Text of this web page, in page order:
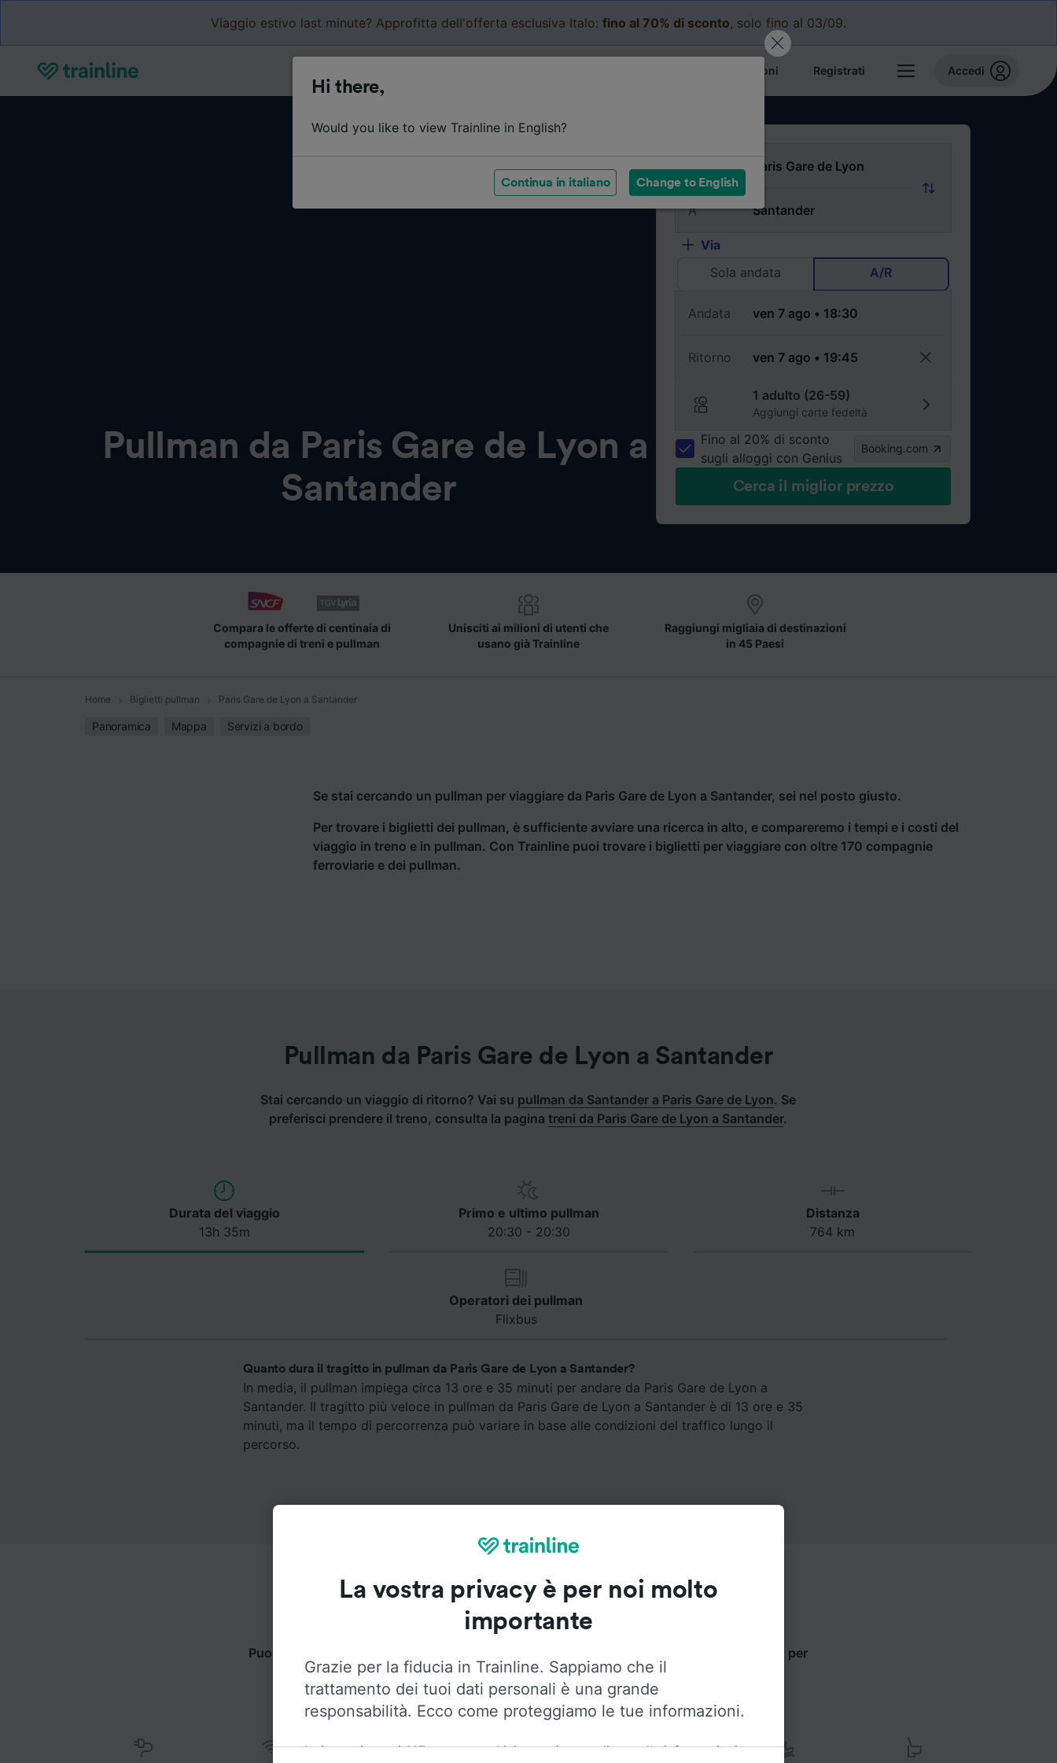
Viaggio estivo last minute? Approfitta dell'offerta esclusiva Italo: fino al 70% di sconto, solo fino al 03/09.
Le mie prenotazioni Registrati Accedi
Pullman da Paris Gare de Lyon a
Santander
Da
A
Via
Sola andata
A/R
Andata
Ritorno
1 adulto (26-59)
Aggiungi carte fedeltà
Fino al 20% di sconto
sugli alloggi con Genius
Booking.com
Cerca il miglior prezzo
Compara le offerte di centinaia di
compagnie di treni e pullman
Unisciti ai milioni di utenti che
usano già Trainline
Raggiungi migliaia di destinazioni
in 45 Paesi
Home Biglietti pullman Paris Gare de Lyon a Santander
Panoramica Mappa Servizi a bordo
Se stai cercando un pullman per viaggiare da Paris Gare de Lyon a Santander, sei nel posto giusto.
Per trovare i biglietti dei pullman, è sufficiente avviare una ricerca in alto, e compareremo i tempi e i costi del
viaggio in treno e in pullman. Con Trainline puoi trovare i biglietti per viaggiare con oltre 170 compagnie
ferroviarie e dei pullman.
Pullman da Paris Gare de Lyon a Santander
Stai cercando un viaggio di ritorno? Vai su pullman da Santander a Paris Gare de Lyon. Se
preferisci prendere il treno, consulta la paginatreni da Paris Gare de Lyon a Santander.
Durata del viaggio
13h 35m
Primo e ultimo pullman
20:30 - 20:30
Distanza
764 km
Operatori dei pullman
Flixbus
Quanto dura il tragitto in pullman da Paris Gare de Lyon a Santander?
In media, il pullman impiega circa 13 ore e 35 minuti per andare da Paris Gare de Lyon a
Santander. Il tragitto più veloce in pullman da Paris Gare de Lyon a Santander è di 13 ore e 35
minuti, ma il tempo di percorrenza può variare in base alle condizioni del traffico lungo il
percorso.
Servizi a bordo
Puoi viaggiare da Paris Gare de Lyon a Santander con
. Utilizza le opzioni qui sotto per
trovare maggiori informazioni sui servizi a bordo.
Hi there,
Would you like to view Trainline in English?
Continua in italiano Change to English
La vostra privacy è per noi molto
importante
Grazie per la fiducia in Trainline. Sappiamo che il
trattamento dei tuoi dati personali è una grande
responsabilità. Ecco come proteggiamo le tue informazioni.
Insieme ai nostri115partner archiviamo e/o accediamo alle informazioni